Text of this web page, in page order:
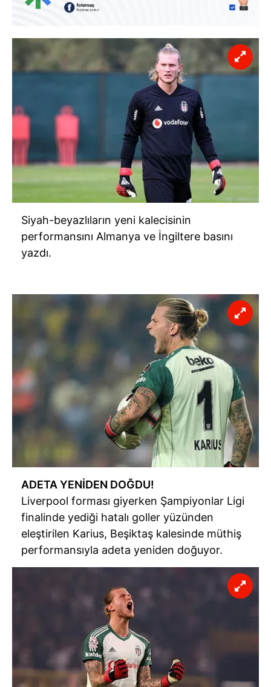
Siyah-beyazlıların yeni kalecisinin
performansını Almanya ve İngiltere basını
yazdı.
ADETA YENİDEN DOĞDU!
Liverpool forması giyerken Şampiyonlar Ligi
finalinde yediği hatalı goller yüzünden
eleştirilen Karius, Beşiktaş kalesinde müthiş
performansıyla adeta yeniden doğuyor.